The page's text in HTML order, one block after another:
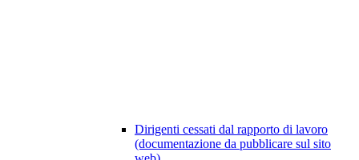
Dirigenti cessati dal rapporto di lavoro
(documentazione da pubblicare sul sito